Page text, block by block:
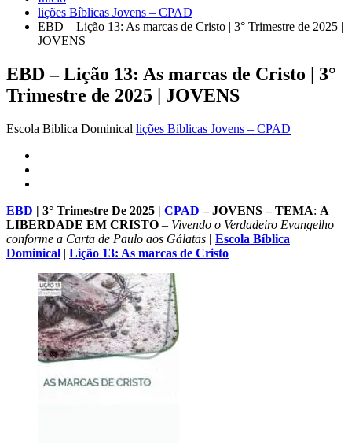
lições Bíblicas Jovens – CPAD
EBD – Lição 13: As marcas de Cristo | 3° Trimestre de 2025 |
JOVENS
EBD – Lição 13: As marcas de Cristo | 3°
Trimestre de 2025 | JOVENS
Escola Biblica Dominical lições Bíblicas Jovens – CPAD
EBD | 3° Trimestre De 2025 | CPAD – JOVENS – TEMA: A
LIBERDADE EM CRISTO – Vivendo o Verdadeiro Evangelho
conforme a Carta de Paulo aos Gálatas | Escola Bíblica
Dominical | Lição 13: As marcas de Cristo